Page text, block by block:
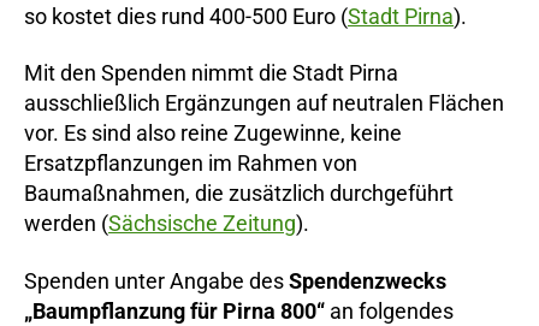
so kostet dies rund 400-500 Euro (Stadt Pirna).
Mit den Spenden nimmt die Stadt Pirna
ausschließlich Ergänzungen auf neutralen Flächen
vor. Es sind also reine Zugewinne, keine
Ersatzpflanzungen im Rahmen von
Baumaßnahmen, die zusätzlich durchgeführt
werden (Sächsische Zeitung).
Spenden unter Angabe desSpendenzwecks
„Baumpflanzung für Pirna 800“ an folgendes